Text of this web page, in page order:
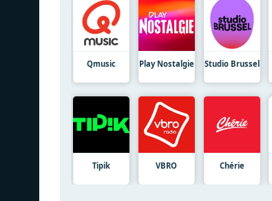
Qmusic Play Nostalgie Studio Brussel
Tipik VBRO Chérie